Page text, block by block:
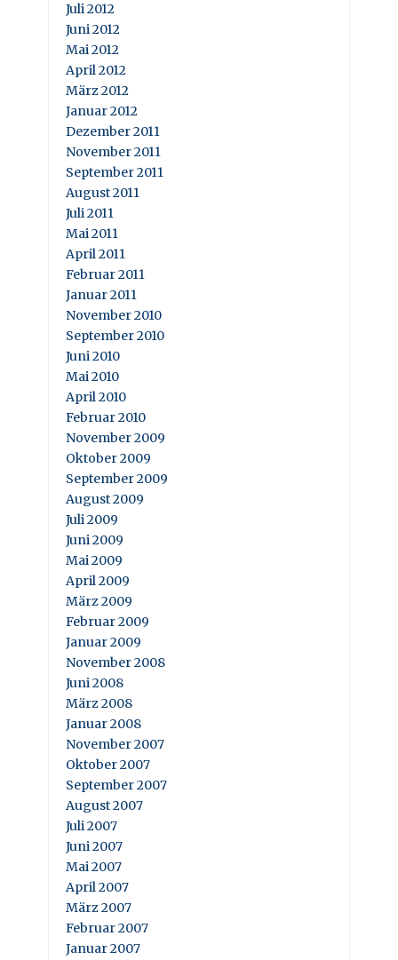
Juli 2012
Juni 2012
Mai 2012
April 2012
März 2012
Januar 2012
Dezember 2011
November 2011
September 2011
August 2011
Juli 2011
Mai 2011
April 2011
Februar 2011
Januar 2011
November 2010
September 2010
Juni 2010
Mai 2010
April 2010
Februar 2010
November 2009
Oktober 2009
September 2009
August 2009
Juli 2009
Juni 2009
Mai 2009
April 2009
März 2009
Februar 2009
Januar 2009
November 2008
Juni 2008
März 2008
Januar 2008
November 2007
Oktober 2007
September 2007
August 2007
Juli 2007
Juni 2007
Mai 2007
April 2007
März 2007
Februar 2007
Januar 2007